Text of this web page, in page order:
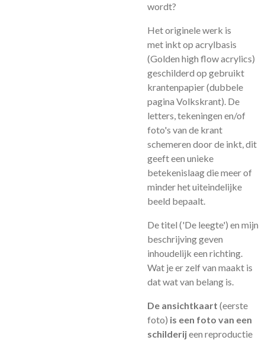
wordt?
Het originele werk is
met inkt op acrylbasis
(Golden high flow acrylics)
geschilderd op gebruikt
krantenpapier (dubbele
pagina Volkskrant). De
letters, tekeningen en/of
foto's van de krant
schemeren door de inkt, dit
geeft een unieke
betekenislaag die meer of
minder het uiteindelijke
beeld bepaalt.
De titel ('De leegte') en mijn
beschrijving geven
inhoudelijk een richting.
Wat je er zelf van maakt is
dat wat van belang is.
De ansichtkaart (eerste
foto) is een foto van een
schilderijeen reproductie